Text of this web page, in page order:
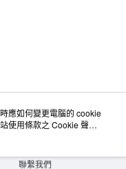
會員服務
人才招募
聯繫我們
應如何變更電腦的 cookie
使用條款之 Cookie 聲明